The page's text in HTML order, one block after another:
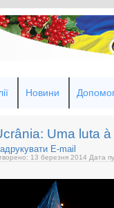
Новини
Uma luta
E-mail
13 березня 2014 Дата